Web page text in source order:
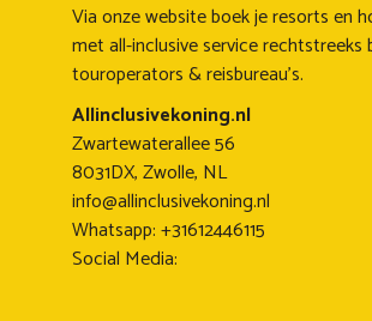
Via onze website boek je resorts en
met all-inclusive service rechtstreeks
touroperators & reisbureau's.
Allinclusivekoning.nl
Zwartewaterallee 56
8031DX, Zwolle, NL
info@allinclusivekoning.nl
Whatsapp: +31612446115
Social Media: